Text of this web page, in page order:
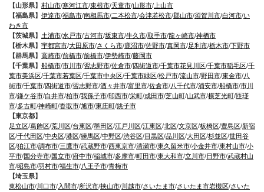
【山形県】 村山市/寒河江市/東根市/天童市/山形市/ 上山市
【福島県】 伊達市/福島市/南相馬市/二本松市/会津若松市/郡山市/須賀川市/白河市/い
わき市
【茨城県】 土浦市/水戸市/古河市/坂東市/牛久市/取手市/龍ヶ崎市/神栖市
【栃木県】 宇都宮市/大田原市/さくら市/鹿沼市/佐野市/真岡市/足利市/栃木市/下野市
【群馬県】 高崎市/前橋市/前橋市/伊勢崎市/藤岡市
【千葉県】 船橋市/市川市/習志野市/佐倉市/四街道市/千葉市花見川区/千葉市稲毛区/千
葉市美浜区/千葉市若葉区/千葉市中央区/千葉市緑区/松戸市/流山市/野田市/東金市/八
街市/千葉市/四街道市/習志野市/酒々井市/富里市/佐倉市/八千代市/浦安市/船橋市/市川
市/鎌ケ谷市/白井市/柏市/我孫子市/印西市/栄町/成田市/芝山町/山武市/横芝光町/匝瑳
市/多古町/神崎町/香取市/旭市/東庄町/銚子市
【東京都】
足立区/葛飾区/荒川区/台東区/墨田区/江戸川区/江東区/北区/文京区/板橋区/豊島区/新宿
区/千代田区/中央区/港区/練馬区/中野区/渋谷区/目黒区/品川区/大田区/杉並区/世田谷
区/狛江市/調布市/三鷹市/武蔵野市/西東京市/清瀬市/東久留米市/小金井市/東村山市/小
平市/国分寺市/国立市/府中市/稲城市/多摩市/町田市/東大和市/立川市/日野市/武蔵村山
市/昭島市/羽村市/福生市/八王子市/青梅市
【埼玉県】
東松山市/川口市/入間市/所沢市/挟山市/川越市/さいたま市/さいたま市岩槻区/さいた